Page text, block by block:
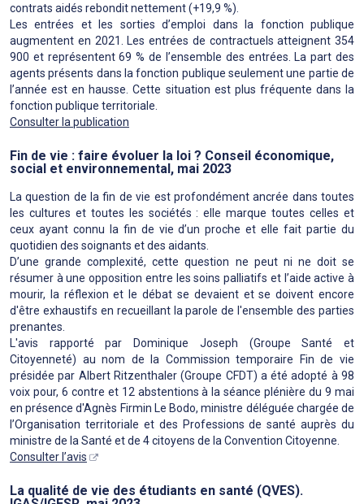
contrats aidés rebondit nettement (+19,9 %).
Les entrées et les sorties d’emploi dans la fonction publique
augmentent en 2021. Les entrées de contractuels atteignent 354
900 et représentent 69 % de l’ensemble des entrées. La part des
agents présents dans la fonction publique seulement une partie de
l’année est en hausse. Cette situation est plus fréquente dans la
fonction publique territoriale.
Consulter la publication
Fin de vie : faire évoluer la loi ? Conseil économique,
social et environnemental, mai 2023
La question de la fin de vie est profondément ancrée dans toutes
les cultures et toutes les sociétés : elle marque toutes celles et
ceux ayant connu la fin de vie d’un proche et elle fait partie du
quotidien des soignants et des aidants.
D’une grande complexité, cette question ne peut ni ne doit se
résumer à une opposition entre les soins palliatifs et l’aide active à
mourir, la réflexion et le débat se devaient et se doivent encore
d'être exhaustifs en recueillant la parole de l'ensemble des parties
prenantes.
L'avis rapporté par Dominique Joseph (Groupe Santé et
Citoyenneté) au nom de la Commission temporaire Fin de vie
présidée par Albert Ritzenthaler (Groupe CFDT) a été adopté à 98
voix pour, 6 contre et 12 abstentions à la séance plénière du 9 mai
en présence d'Agnès Firmin Le Bodo, ministre déléguée chargée de
l’Organisation territoriale et des Professions de santé auprès du
ministre de la Santé et de 4 citoyens de la Convention Citoyenne.
Consulter l’avis
La qualité de vie des étudiants en santé (QVES).